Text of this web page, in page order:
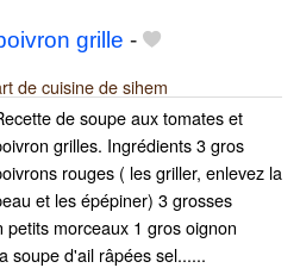
grille -
de cuisine de sihem
de soupe aux tomates et
grilles. Ingrédients 3 gros
rouges ( les griller, enlevez la
et les épépiner) 3 grosses
morceaux 1 gros oignon
soupe d'ail râpées sel......